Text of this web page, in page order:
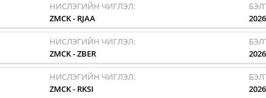
НИСЛЭГИЙН ЧИГЛЭЛ:
ZMCK- RJAA
НИСЛЭГИЙН ЧИГЛЭЛ:
ZMCK-ZBER
НИСЛЭГИЙН ЧИГЛЭЛ:
ZMCK- RKSI